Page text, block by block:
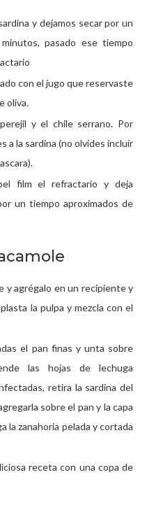
y dejamos secar por un
pasado ese tiempo
con el jugo que reservaste
oliva.
y el chile serrano. Por
a la sardina (no olvides incluir
film el refractario y deja
un tiempo aproximados de
y agrégalo en un recipiente y
la pulpa y mezcla con el
el pan finas y unta sobre
las hojas de lechuga
retira la sardina del
sobre el pan y la capa
la zanahoria pelada y cortada
receta con una copa de